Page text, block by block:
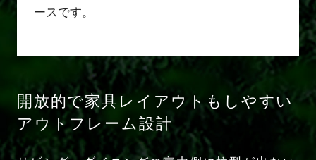
ースです。
開放的で家具レイアウトもしやすい
アウトフレーム設計